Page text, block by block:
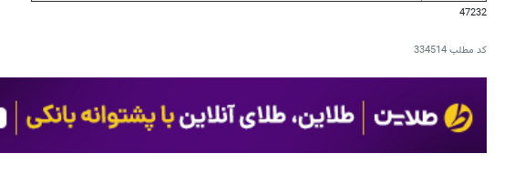
47232
کد مطلب334514